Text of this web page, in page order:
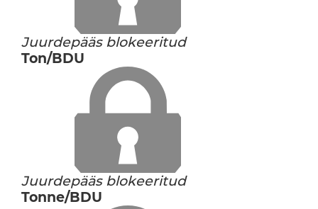
Juurdepääs blokeeritud
Ton/BDU
Juurdepääs blokeeritud
Tonne/BDU